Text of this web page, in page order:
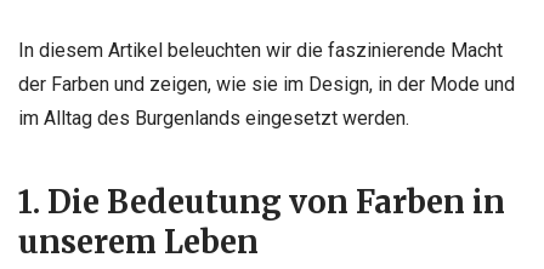
In diesem Artikel beleuchten wir die faszinierende Macht
der Farben und zeigen, wie sie im Design, in der Mode und
im Alltag des Burgenlands eingesetzt werden.
1. Die Bedeutung von Farben in
unserem Leben